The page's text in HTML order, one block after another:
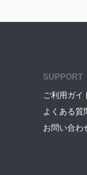
SUPPORT
ご利用ガイ
よくある質
お問い合わ